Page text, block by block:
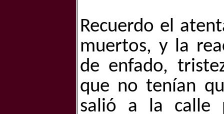
Recuerdo el
muertos, y la
de enfado,
que no tenían
salió a la calle